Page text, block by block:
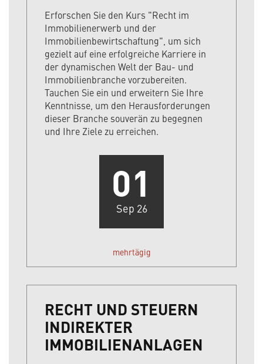
Erforschen Sie den Kurs "Recht im
Immobilienerwerb und der
Immobilienbewirtschaftung", um sich
gezielt auf eine erfolgreiche Karriere in
der dynamischen Welt der Bau- und
Immobilienbranche vorzubereiten.
Tauchen Sie ein und erweitern Sie Ihre
Kenntnisse, um den Herausforderungen
dieser Branche souverän zu begegnen
und Ihre Ziele zu erreichen.
01
Sep 26
mehrtägig
RECHT UND STEUERN
INDIREKTER
IMMOBILIENANLAGEN